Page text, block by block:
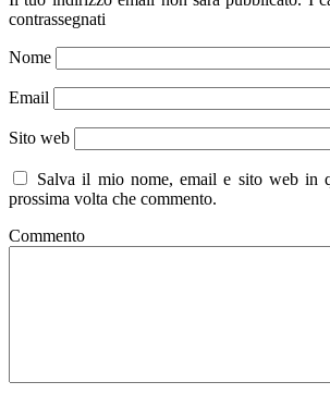
contrassegnati
Nome
Email
Sito web
Salva il mio nome, email e sito web in
prossima volta che commento.